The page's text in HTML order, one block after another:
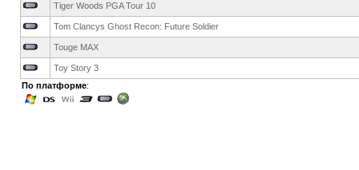
Tiger Woods PGA Tour 10
Tom Clancys Ghost Recon: Future Soldier
Touge MAX
Toy Story 3
По платформе: